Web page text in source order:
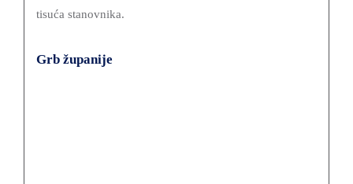
tisuća stanovnika.
Grb županije